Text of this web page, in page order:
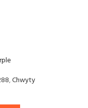
,Chwyty